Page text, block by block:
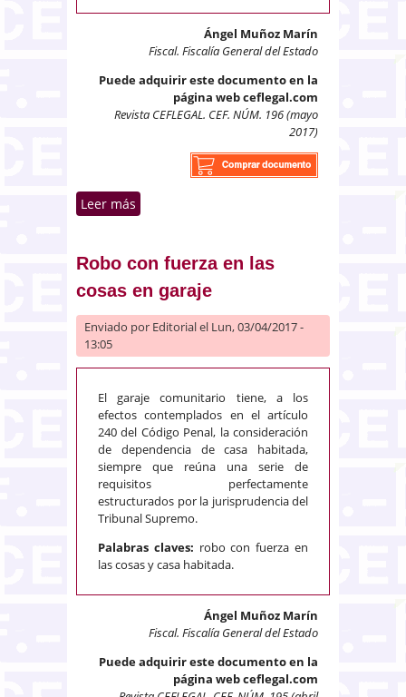
Ángel Muñoz Marín
Fiscal. Fiscalía General del Estado
Puede adquirir este documento en la
página web ceflegal.com
Revista CEFLEGAL. CEF. NÚM. 196 (mayo
2017)
Leer más
Robo con fuerza en las
cosas en garaje
Enviado por Editorialel Lun, 03/04/2017 -
13:05
El garaje comunitario tiene, a los
efectos contemplados en el artículo
240 del Código Penal, la consideración
de dependencia de casa habitada,
siempre que reúna una serie de
requisitos perfectamente
estructurados por la jurisprudencia del
Tribunal Supremo.
Palabras claves: robo con fuerza en
las cosas y casa habitada.
Ángel Muñoz Marín
Fiscal. Fiscalía General del Estado
Puede adquirir este documento en la
página web ceflegal.com